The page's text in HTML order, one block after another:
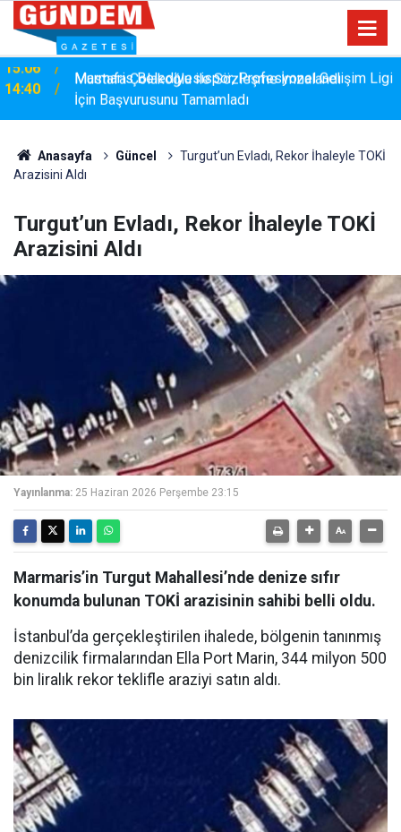
14:40
Marmaris Belediyesispor, Profesyonel Gelişim Ligi
İçin Başvurusunu Tamamladı
Anasayfa Güncel
Turgut’un Evladı, Rekor İhaleyle TOKİ
Arazisini Aldı
Turgut’un Evladı, Rekor İhaleyle TOKİ
Arazisini Aldı
Yayınlanma: 25 Haziran 2026 Perşembe 23:15
Marmaris’in Turgut Mahallesi’nde denize sıfır
konumda bulunan TOKİ arazisinin sahibi belli oldu.
İstanbul’da gerçekleştirilen ihalede, bölgenin tanınmış
denizcilik firmalarından Ella Port Marin, 344 milyon 500
bin liralık rekor teklifle araziyi satın aldı.